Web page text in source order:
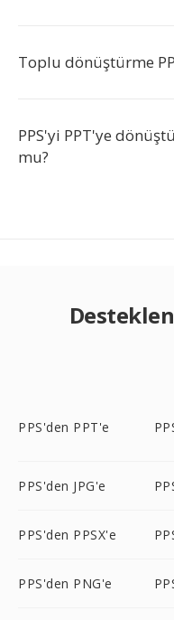
Toplu dönüştürme
PPS'yi PPT'ye
mu?
PPS'den PPT'e
PPS'den JPG'e
PPS'den PPSX'e
PPS'den PNG'e